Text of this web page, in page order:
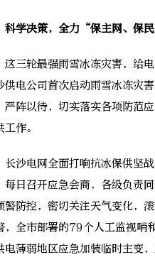
决策，全力“保主网、保民
轮最强雨雪冰冻灾害，给电
供电公司首次启动雨雪冰冻灾
严阵以待，切实落实各项防范
工作。
电网全面打响抗冰保供坚战
每日召开应急会商，各级负责
警防控，密切关注天气变化，
，全市部署的79个人工监视哨
电薄弱地区应急加装临时主变